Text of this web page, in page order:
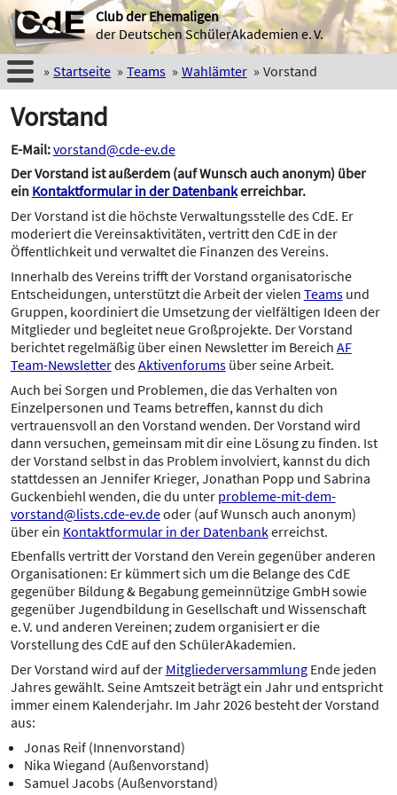
Club der Ehemaligen
der Deutschen SchülerAkademien e. V.
Startseite Teams Wahlämter Vorstand
Vorstand
E-Mail:vorstand@cde-ev.de
Der Vorstand ist außerdem (auf Wunsch auch anonym) über
ein Kontaktformular in der Datenbankerreichbar.
Der Vorstand ist die höchste Verwaltungsstelle des CdE. Er
moderiert die Vereinsaktivitäten, vertritt den CdE in der
Öffentlichkeit und verwaltet die Finanzen des Vereins.
Innerhalb des Vereins trifft der Vorstand organisatorische
Entscheidungen, unterstützt die Arbeit der vielen Teamsund
Gruppen, koordiniert die Umsetzung der vielfältigen Ideen der
Mitglieder und begleitet neue Großprojekte. Der Vorstand
berichtet regelmäßig über einen Newsletter im Bereich AF
Team-NewsletterdesAktivenforumsüber seine Arbeit.
Auch bei Sorgen und Problemen, die das Verhalten von
Einzelpersonen und Teams betreffen, kannst du dich
vertrauensvoll an den Vorstand wenden. Der Vorstand wird
dann versuchen, gemeinsam mit dir eine Lösung zu finden. Ist
der Vorstand selbst in das Problem involviert, kannst du dich
stattdessen an Jennifer Krieger, Jonathan Popp und Sabrina
Guckenbiehl wenden, die du unter probleme-mit-dem-
vorstand@lists.cde-ev.deoder (auf Wunsch auch anonym)
über ein Kontaktformular in der Datenbankerreichst.
Ebenfalls vertritt der Vorstand den Verein gegenüber anderen
Organisationen: Er kümmert sich um die Belange des CdE
gegenüber Bildung & Begabung gemeinnützige GmbH sowie
gegenüber Jugendbildung in Gesellschaft und Wissenschaft
e. V. und anderen Vereinen; zudem organisiert er die
Vorstellung des CdE auf den SchülerAkademien.
Der Vorstand wird auf der MitgliederversammlungEnde jeden
Jahres gewählt. Seine Amtszeit beträgt ein Jahr und entspricht
immer einem Kalenderjahr. Im Jahr 2026 besteht der Vorstand
aus:
Jonas Reif (Innenvorstand)
Nika Wiegand (Außenvorstand)
Samuel Jacobs (Außenvorstand)